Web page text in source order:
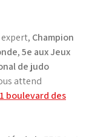
Champion
,5e aux Jeux
de judo
attend
boulevard des